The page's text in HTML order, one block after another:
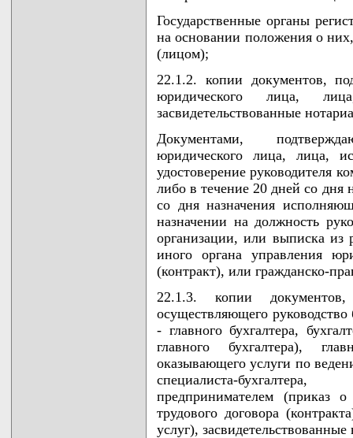
Государственные органы
на основании положения о
(лицом);
22.1.2. копии документов,
юридического лица,
засвидетельствованные
Документами,
юридического лица, лица,
удостоверение руководителя
либо в течение 20 дней со дня
со дня назначения
назначении на должность
организации, или выписка из
иного органа управления
(контракт), или гражданско-
22.1.3. копии
осуществляющего
- главного бухгалтера,
главного бухгалтера),
оказывающего услуги по
специалиста-
предпринимателем (приказ
трудового договора
услуг),